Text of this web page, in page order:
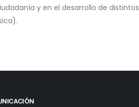
y en el desarrollo de distintos